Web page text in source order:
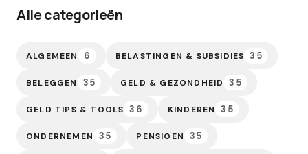
Alle categorieën
ALGEMEEN 6 BELASTINGEN & SUBSIDIES 35
BELEGGEN 35 GELD & GEZONDHEID 35
GELD TIPS & TOOLS 36 KINDEREN 35
ONDERNEMEN 35 PENSIOEN 35